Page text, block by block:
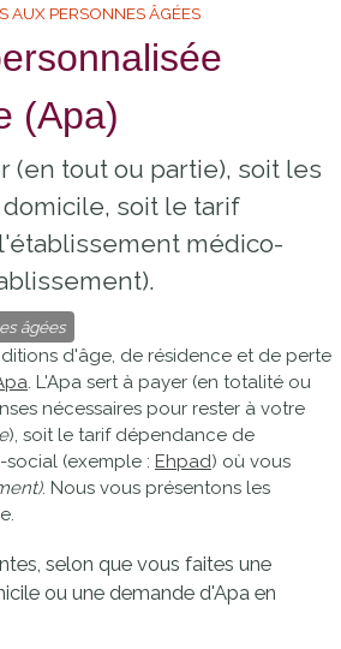
AUX PERSONNES ÂGÉES
(Apa)
(en tout ou partie), soit les
soit le tarif
médico-
âgées
d'âge, de résidence et de perte
. L'Apa sert à payer (en totalité ou
nécessaires pour rester à votre
), soit le tarif dépendance de
(exemple : Ehpad) où vous
. Nous vous présentons les
selon que vous faites une
ou une demande d'Apa en